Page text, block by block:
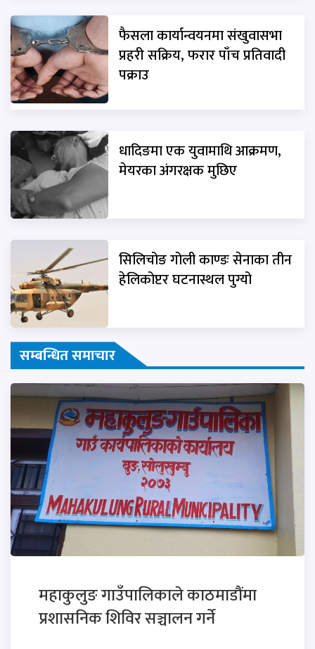
फैसला कार्यान्वयनमा संखुवासभा
प्रहरी सक्रिय, फरार पाँच प्रतिवादी
पक्राउ
धादिङमा एक युवामाथि आक्रमण,
मेयरका अंगरक्षक मुछिए
सिलिचोङ गोली काण्डः सेनाका तीन
हेलिकोप्टर घटनास्थल पुग्यो
सम्बन्धित समाचार
महाकुलुङ गाउँपालिकाले काठमाडौंमा
प्रशासनिक शिविर सञ्चालन गर्ने